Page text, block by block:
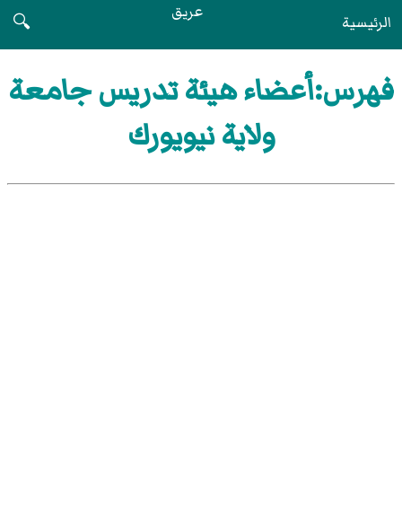
الرئيسية عريق
🔍
فهرس:أعضاء هيئة تدريس جامعة
ولاية نيويورك